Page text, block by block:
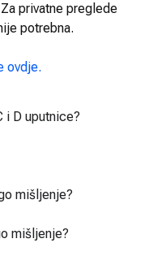
privatne preglede
potrebna.
ovdje.
i D uputnice?
mišljenje?
mišljenje?